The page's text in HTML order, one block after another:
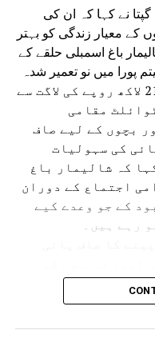
نے کہا کہ ان کی
معیار زندگی کو بہتر
باغ اسمبلی حلقے کے
پورا میں نو تعمیر شدہ
کمیونٹی ٹوائلٹ کا افتتاح کیا۔ تقریباً 21 لاکھ روپے کی لاگت سے
مقامی
بچوں کے لیے صاف
کی سہولیات
کہ شالیمار باغ
اجتماع کے دوران
کے جو وعدے کیے
رہے ہیں۔
کرنے کے لیے اٹل
سی سی ٹی وی